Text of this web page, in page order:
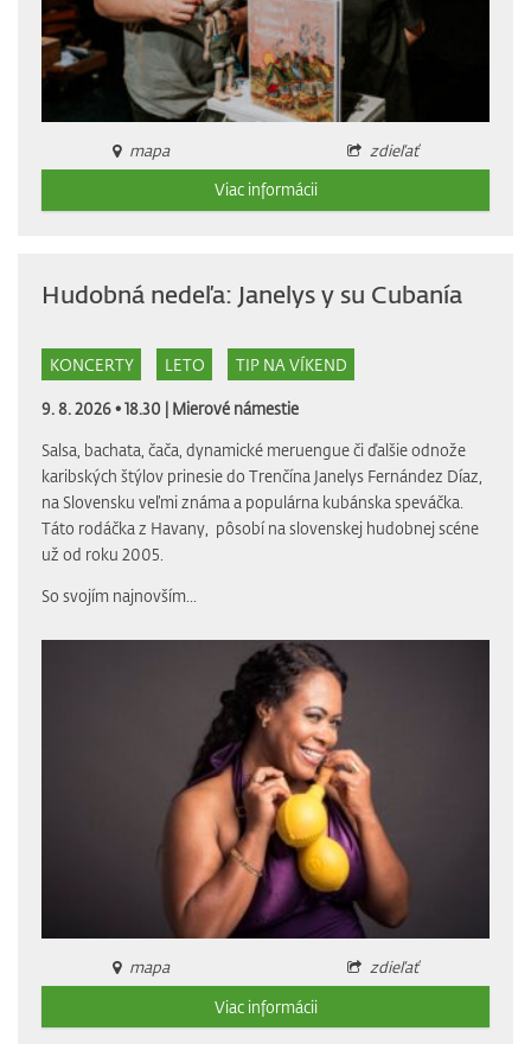
mapa
zdieľať
Viac informácii
Hudobná nedeľa: Janelys y su Cubanía
KONCERTY LETO TIP NA VÍKEND
9. 8. 2026 • 18.30 | Mierové námestie
Salsa, bachata, čača, dynamické meruengue či ďalšie odnože
karibských štýlov prinesie do Trenčína Janelys Fernández Díaz,
na Slovensku veľmi známa a populárna kubánska speváčka.
Táto rodáčka z Havany, pôsobí na slovenskej hudobnej scéne
už od roku 2005.
So svojím najnovším...
mapa
zdieľať
Viac informácii